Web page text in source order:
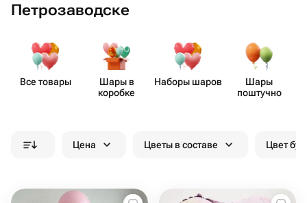
Петрозаводске
Все товары
Шары в
коробке
Наборы шаров
Шары
поштучно
Цена Цветы в составе Цвет